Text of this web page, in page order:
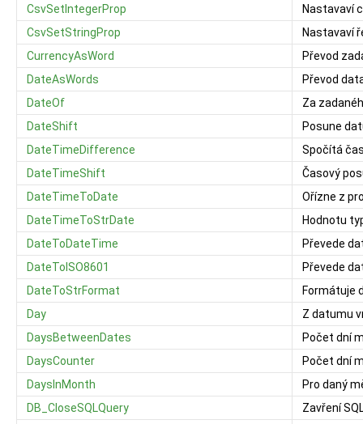
CsvSetIntegerProp
Nastavaví
CsvSetStringProp
Nastavaví
CurrencyAsWord
Převod
DateAsWords
Převod
DateOf
Za
DateShift
Posune
DateTimeDifference
Spočítá
DateTimeShift
Časový
DateTimeToDate
Ořízne z
DateTimeToStrDate
Hodnotu
DateToDateTime
Převede
DateToISO8601
Převede
DateToStrFormat
Formátuje
Day
Z datumu
DaysBetweenDates
Počet dní
DaysCounter
Počet dní
DaysInMonth
Pro daný
DB_CloseSQLQuery
Zavření